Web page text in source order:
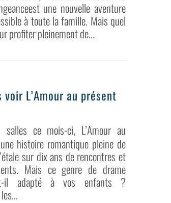
une nouvelle aventure
à toute la famille. Mais quel
profiter pleinement de...
L’Amour au présent
salles ce mois-ci, L’Amour au
histoire romantique pleine de
sur dix ans de rencontres et
Mais ce genre de drame
il adapté à vos enfants ?